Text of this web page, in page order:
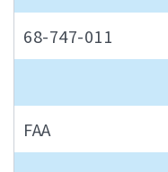
68-747-011
FAA